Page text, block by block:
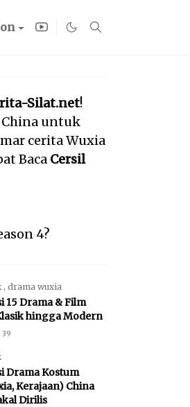
Silat.net!
China untuk
cerita Wuxia
Baca Cersil
4?
, drama wuxia
15 Drama & Film
hingga Modern
39
Drama Kostum
Kerajaan) China
Dirilis